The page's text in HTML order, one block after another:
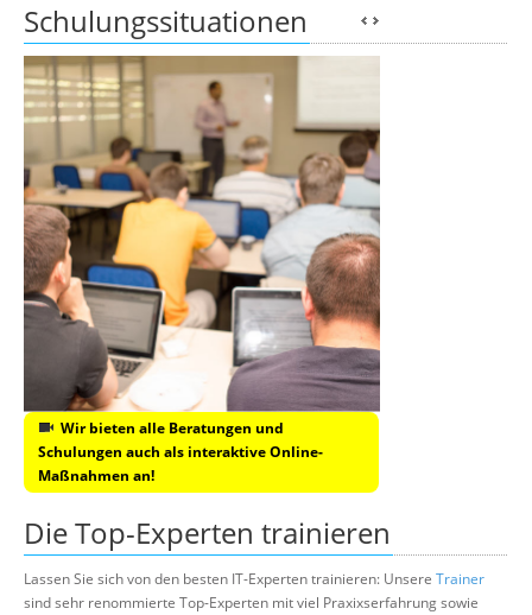
Schulungssituationen
Wir bieten alle Beratungen und
Schulungen auch als interaktive Online-
Maßnahmen an!
Die Top-Experten trainieren
Lassen Sie sich von den besten IT-Experten trainieren: Unsere Trainer
sind sehr renommierte Top-Experten mit viel Praxixserfahrung sowie